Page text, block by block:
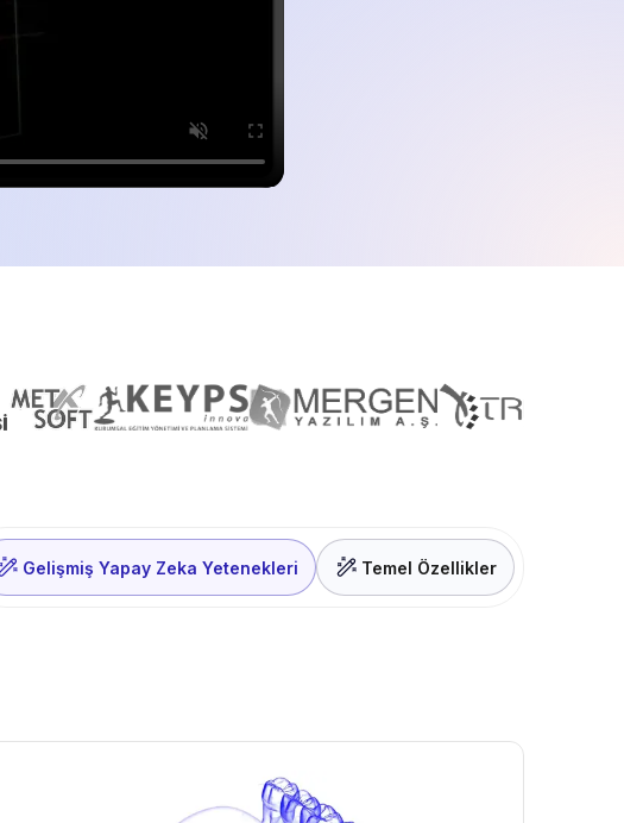
Gelişmiş Yapay Zeka Yetenekleri Temel Özellikler